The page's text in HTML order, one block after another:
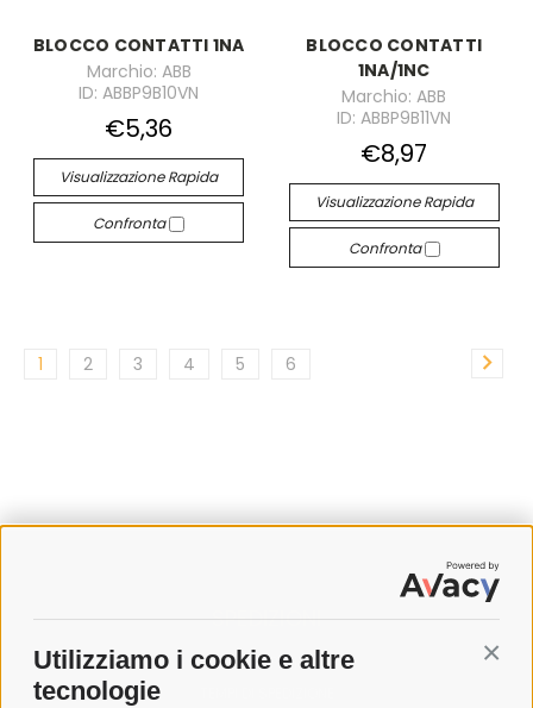
Utilizziamo i cookie e altre
tecnologie
BLOCCO CONTATTI 1NA
Marchio: ABB
ID: ABBP9B10VN
€5,36
Visualizzazione Rapida
Confronta
BLOCCO CONTATTI
1NA/1NC
Marchio: ABB
ID: ABBP9B11VN
€8,97
Visualizzazione Rapida
Confronta
1 2 3 4 5 6
SPEDIZIONI
COSTI DI SPEDIZIONE